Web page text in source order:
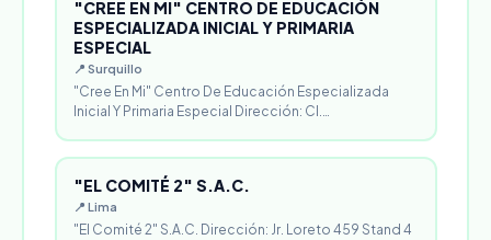
"CREE EN MI" CENTRO DE EDUCACIÓN
ESPECIALIZADA INICIAL Y PRIMARIA
ESPECIAL
📍 Surquillo
"Cree En Mi" Centro De Educación Especializada
Inicial Y Primaria Especial Dirección: Cl.…
"EL COMITÉ 2" S.A.C.
📍 Lima
"El Comité 2" S.A.C. Dirección: Jr. Loreto 459 Stand 4